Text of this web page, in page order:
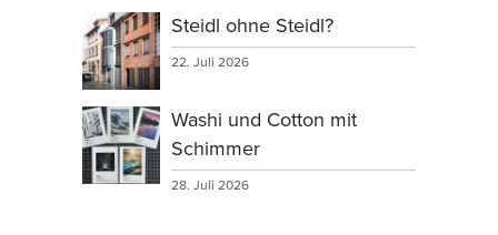
Steidl ohne Steidl?
22. Juli 2026
Washi und Cotton mit
Schimmer
28. Juli 2026